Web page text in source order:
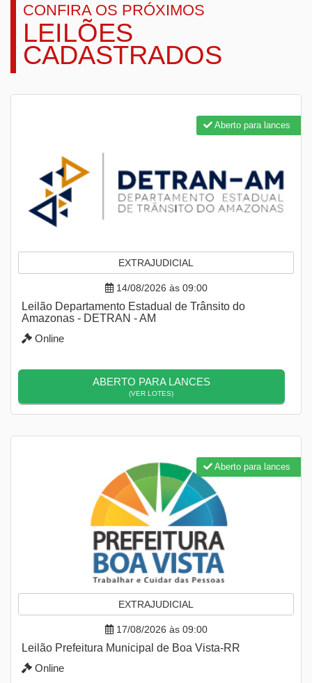
CONFIRA OS PRÓXIMOS
LEILÕES
CADASTRADOS
EXTRAJUDICIAL
14/08/2026 às 09:00
Leilão Departamento Estadual de Trânsito do
Amazonas - DETRAN - AM
Online
ABERTO PARA LANCES
(VER LOTES)
Aberto para lances
EXTRAJUDICIAL
17/08/2026 às 09:00
Leilão Prefeitura Municipal de Boa Vista-RR
Online
Aberto para lances